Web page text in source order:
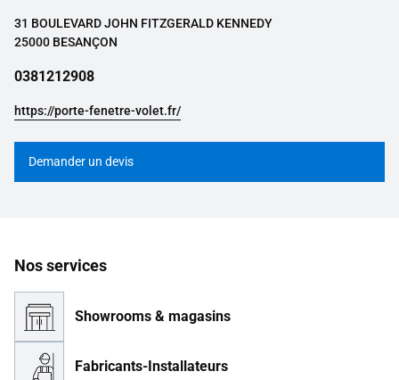
31 BOULEVARD JOHN FITZGERALD KENNEDY
25000 BESANÇON
0381212908
https://porte-fenetre-volet.fr/
Demander un devis
Nos services
Showrooms & magasins
Fabricants-Installateurs